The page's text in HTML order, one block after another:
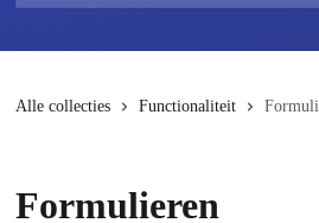
Alle collecties Functionaliteit
Formulieren